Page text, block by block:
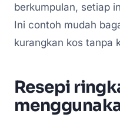
berkumpulan, setiap
Ini contoh mudah
kurangkan kos tanpa
Resepi